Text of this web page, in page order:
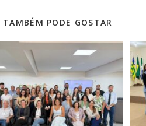
TAMBÉM PODE GOSTAR